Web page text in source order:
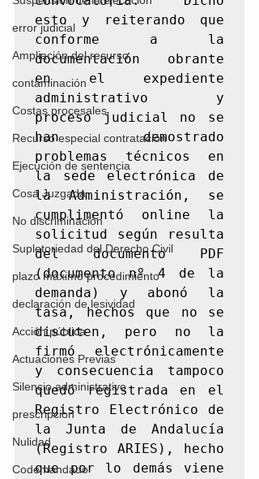
error judicial
Ampliación del recurso
contaminación
Costas procesales
Recurso especial contratación
Ejecución de sentencia
Cosa Juzgada
No discriminación
Supletoriedad del Derecho Civil
plazo máximo procedimiento
declaración de lesividad
Acción pública
Actuaciones Previas
Silencio administrativo
prescripcion
Nulidad
Codemandado
esto y reiterando que
conforme a la
documentación obrante
en el expediente
administrativo y
proceso judicial no se
han demostrado
problemas técnicos en
la sede electrónica de
la Administración, se
cumplimentó online la
solicitud según resulta
del documento PDF
(documento nº 4 de la
demanda) y abonó la
tasa, hechos que no se
discuten, pero no la
firmó electrónicamente
y consecuencia tampoco
quedó registrada en el
Registro Electrónico de
la Junta de Andalucía
(Registro ARIES), hecho
que por lo demás viene